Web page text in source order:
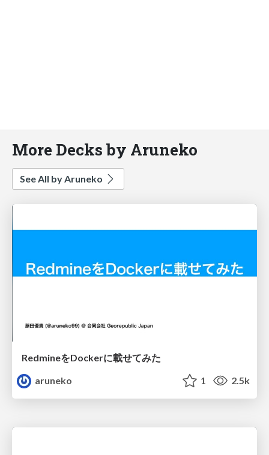
More Decks by Aruneko
See All by Aruneko
RedmineをDockerに載せてみた
aruneko
1 2.5k